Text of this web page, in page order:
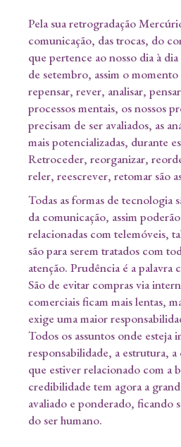
Pela sua retrogradação
comunicação, das trocas, do
que pertence ao nosso dia à
de setembro, assim o
repensar, rever, analisar,
processos mentais, os nossos
precisam de ser avaliados, as
mais potencializadas, durante
Retroceder, reorganizar,
reler, reescrever, retomar são
Todas as formas de tecnologia
da comunicação, assim
relacionadas com telemóveis,
são para serem tratados com
atenção. Prudência é a palavra
São de evitar compras via
comerciais ficam mais lentas,
exige uma maior
Todos os assuntos onde esteja
responsabilidade, a estrutura,
que estiver relacionado com a
credibilidade tem agora a
avaliado e ponderado, ficando
do ser humano.